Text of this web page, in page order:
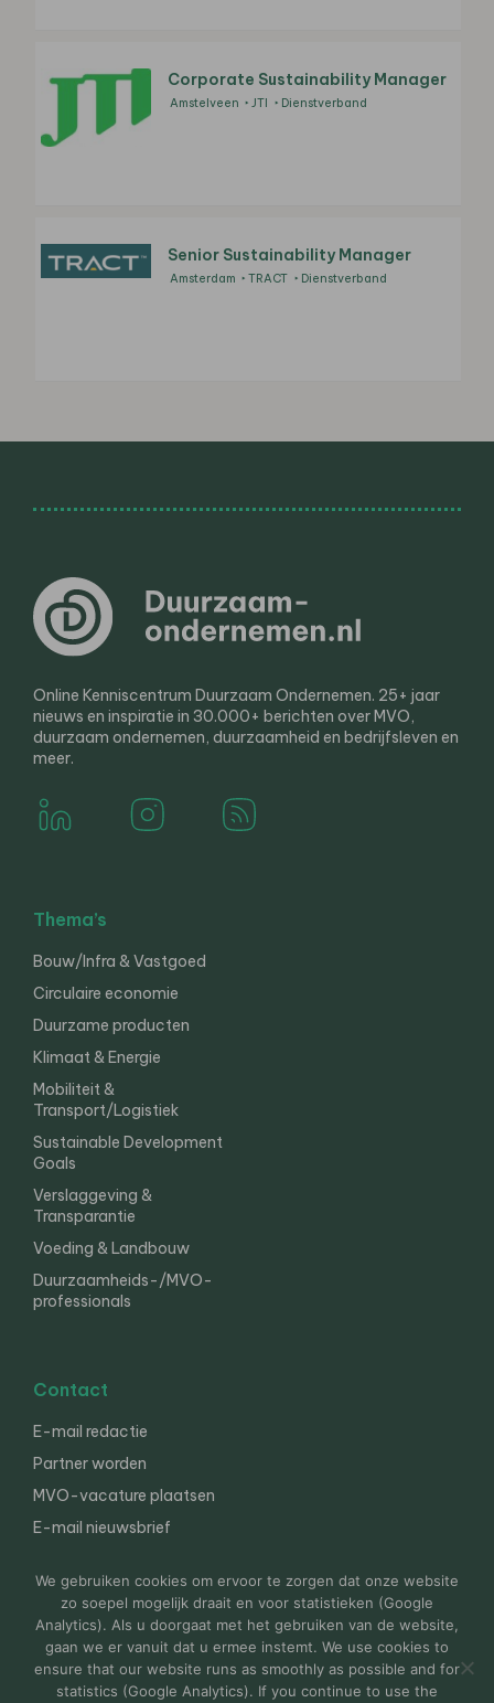
Corporate Sustainability Manager
Amstelveen JTI Dienstverband
Senior Sustainability Manager
Amsterdam TRACT Dienstverband
Online Kenniscentrum Duurzaam Ondernemen. 25+ jaar
nieuws en inspiratie in 30.000+ berichten over MVO,
duurzaam ondernemen, duurzaamheid en bedrijfsleven en
meer.
Thema’s
Bouw/Infra & Vastgoed
Circulaire economie
Duurzame producten
Klimaat & Energie
Mobiliteit &
Transport/Logistiek
Sustainable Development
Goals
Verslaggeving &
Transparantie
Voeding & Landbouw
Duurzaamheids-/MVO-
professionals
Contact
E-mail redactie
Partner worden
MVO-vacature plaatsen
E-mail nieuwsbrief
© 2000-2026 Van der Molen EIS Colofon
Disclaimer
Privacy
We gebruiken cookies om ervoor te zorgen dat onze website
zo soepel mogelijk draait en voor statistieken (Google
Analytics). Als u doorgaat met het gebruiken van de website,
gaan we er vanuit dat u ermee instemt. We use cookies to
ensure that our website runs as smoothly as possible and for
statistics (Google Analytics). If you continue to use the